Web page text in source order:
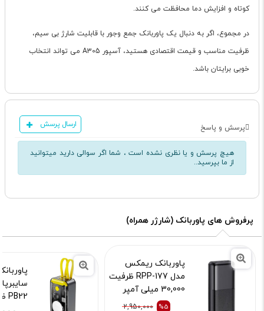
کوتاه و افزایش دما محافظت می کنند.
در مجموع، اگر به دنبال یک پاوربانک جمع وجور با قابلیت شارژ بی سیم،
ظرفیت مناسب و قیمت اقتصادی هستید، آسپور A305 می تواند انتخاب
خوبی برایتان باشد.
پرسش و پاسخ ارسال پرسش
هیچ پرسش و یا نظری نشده است ، شما اگر سوالی دارید میتوانید
از ما بپرسید..
پرفروش های پاوربانک (شارژر همراه)
پاوربانک ریمکس
مدل RPP-177 ظرفیت
30,000 میلی آمپر
ساعت%5
2,950,000